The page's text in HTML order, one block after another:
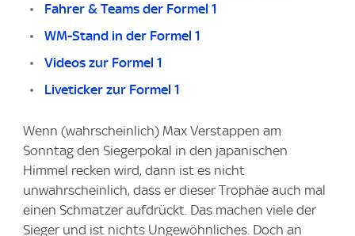
Fahrer & Teams der Formel 1
WM-Stand in der Formel 1
Videos zur Formel 1
Liveticker zur Formel 1
Wenn (wahrscheinlich) Max Verstappen am
Sonntag den Siegerpokal in den japanischen
Himmel recken wird, dann ist es nicht
unwahrscheinlich, dass er dieser Trophäe auch mal
einen Schmatzer aufdrückt. Das machen viele der
Sieger und ist nichts Ungewöhnliches. Doch an